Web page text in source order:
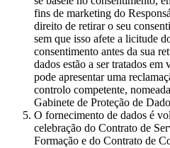
fins de marketing do
direito de retirar o seu
sem que isso afete a licitude
consentimento antes da sua
dados estão a ser tratados
pode apresentar uma
controlo competente,
Gabinete de Proteção de
O fornecimento de dados é
celebração do Contrato de
Formação e do Contrato de